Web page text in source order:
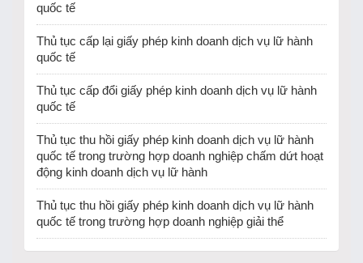
quốc tế
Thủ tục cấp lại giấy phép kinh doanh dịch vụ lữ hành
quốc tế
Thủ tục cấp đổi giấy phép kinh doanh dịch vụ lữ hành
quốc tế
Thủ tục thu hồi giấy phép kinh doanh dịch vụ lữ hành
quốc tế trong trường hợp doanh nghiệp chấm dứt hoạt
động kinh doanh dịch vụ lữ hành
Thủ tục thu hồi giấy phép kinh doanh dịch vụ lữ hành
quốc tế trong trường hợp doanh nghiệp giải thể